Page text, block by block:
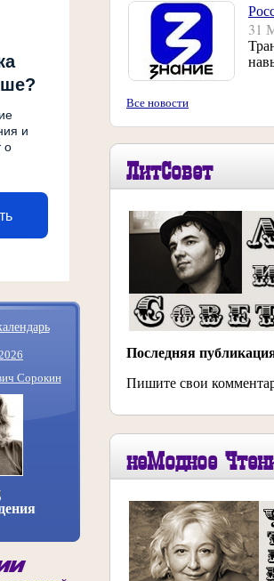
и
о
Сорокин
31
Все новости
ЛитСовет
Последняя
Пишите свои
неМодное